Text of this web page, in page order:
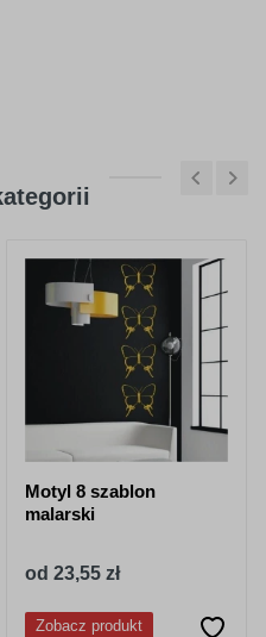
Motyl 8 szablon
malarski
od 23,55 zł
Zobacz produkt